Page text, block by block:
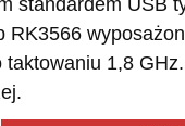
standardem USB
RK3566
taktowaniu 1,8